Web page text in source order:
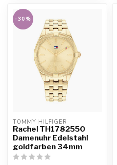
-30%
TOMMY HILFIGER
Rachel TH1782550
Damenuhr Edelstahl
goldfarben 34mm